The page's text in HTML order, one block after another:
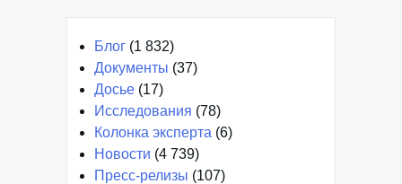
Блог (1 832)
Документы (37)
Досье (17)
Исследования (78)
Колонка эксперта (6)
Новости (4 739)
Пресс-релизы (107)